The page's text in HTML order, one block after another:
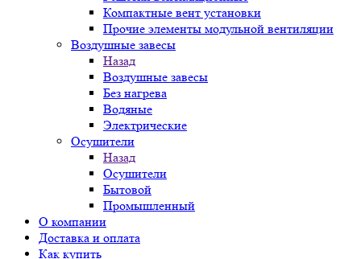
Компактные вент установки
Прочие элементы модульной вентиляции
Воздушные завесы
Назад
Воздушные завесы
Без нагрева
Водяные
Электрические
Осушители
Назад
Осушители
Бытовой
Промышленный
О компании
Доставка и оплата
Как купить